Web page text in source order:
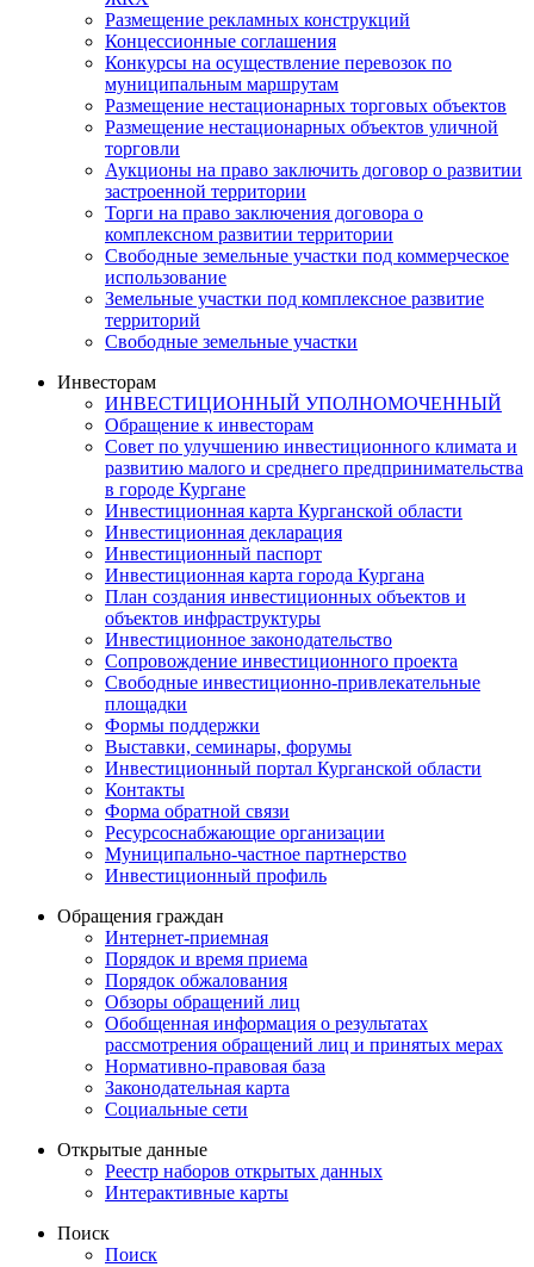
Размещение рекламных конструкций
Концессионные соглашения
Конкурсы на осуществление перевозок по
муниципальным маршрутам
Размещение нестационарных торговых объектов
Размещение нестационарных объектов уличной
торговли
Аукционы на право заключить договор о развитии
застроенной территории
Торги на право заключения договора о
комплексном развитии территории
Свободные земельные участки под коммерческое
использование
Земельные участки под комплексное развитие
территорий
Свободные земельные участки
Инвесторам
ИНВЕСТИЦИОННЫЙ УПОЛНОМОЧЕННЫЙ
Обращение к инвесторам
Совет по улучшению инвестиционного климата и
развитию малого и среднего предпринимательства
в городе Кургане
Инвестиционная карта Курганской области
Инвестиционная декларация
Инвестиционный паспорт
Инвестиционная карта города Кургана
План создания инвестиционных объектов и
объектов инфраструктуры
Инвестиционное законодательство
Сопровождение инвестиционного проекта
Свободные инвестиционно-привлекательные
площадки
Формы поддержки
Выставки, семинары, форумы
Инвестиционный портал Курганской области
Контакты
Форма обратной связи
Ресурсоснабжающие организации
Муниципально-частное партнерство
Инвестиционный профиль
Обращения граждан
Интернет-приемная
Порядок и время приема
Порядок обжалования
Обзоры обращений лиц
Обобщенная информация о результатах
рассмотрения обращений лиц и принятых мерах
Нормативно-правовая база
Законодательная карта
Социальные сети
Открытые данные
Реестр наборов открытых данных
Интерактивные карты
Поиск
Поиск